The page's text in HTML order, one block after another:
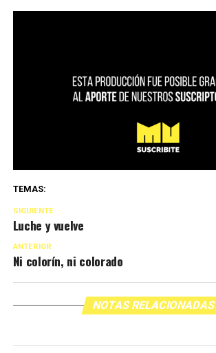
TEMAS:
SIGUIENTE
Luche y vuelve
ANTERIOR
Ni colorín, ni colorado
NOTAS RELACIONADAS